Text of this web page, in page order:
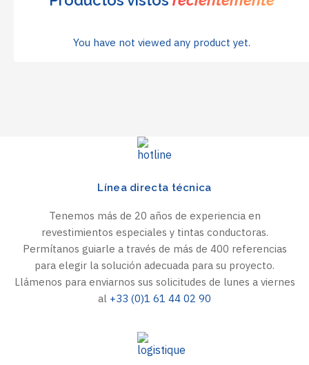
You have not viewed any product yet.
Línea directa técnica
Tenemos más de 20 años de experiencia en
revestimientos especiales y tintas conductoras.
Permítanos guiarle a través de más de 400 referencias
para elegir la solución adecuada para su proyecto.
Llámenos para enviarnos sus solicitudes de lunes a viernes
al +33 (0)1 61 44 02 90